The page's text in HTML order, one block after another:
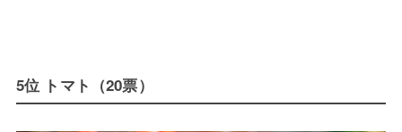
5位 トマト（20票）